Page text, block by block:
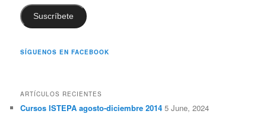
Suscríbete
SÍGUENOS EN FACEBOOK
ARTÍCULOS RECIENTES
Cursos ISTEPA agosto-diciembre 2014 5 June, 2024